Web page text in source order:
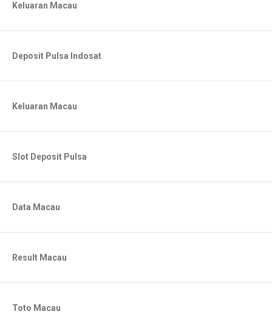
Keluaran Macau
Deposit Pulsa Indosat
Keluaran Macau
Slot Deposit Pulsa
Data Macau
Result Macau
Toto Macau